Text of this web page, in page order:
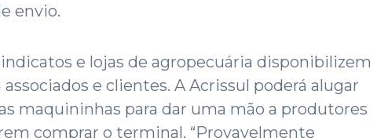
envio.
e lojas de agropecuária disponibilizem
e clientes. A Acrissul poderá alugar
maquininhas para dar uma mão a produtores
comprar o terminal. “Provavelmente